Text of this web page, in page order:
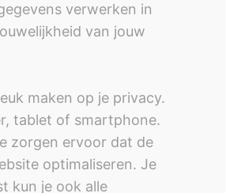
verwerken in
van jouw
maken op je privacy.
tablet of smartphone.
zorgen ervoor dat de
optimaliseren. Je
kun je ook alle